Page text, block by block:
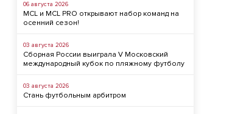
06 августа 2026
MCL и MCL PRO открывают набор команд на
осенний сезон!
03 августа 2026
Сборная России выиграла V Московский
международный кубок по пляжному футболу
03 августа 2026
Стань футбольным арбитром